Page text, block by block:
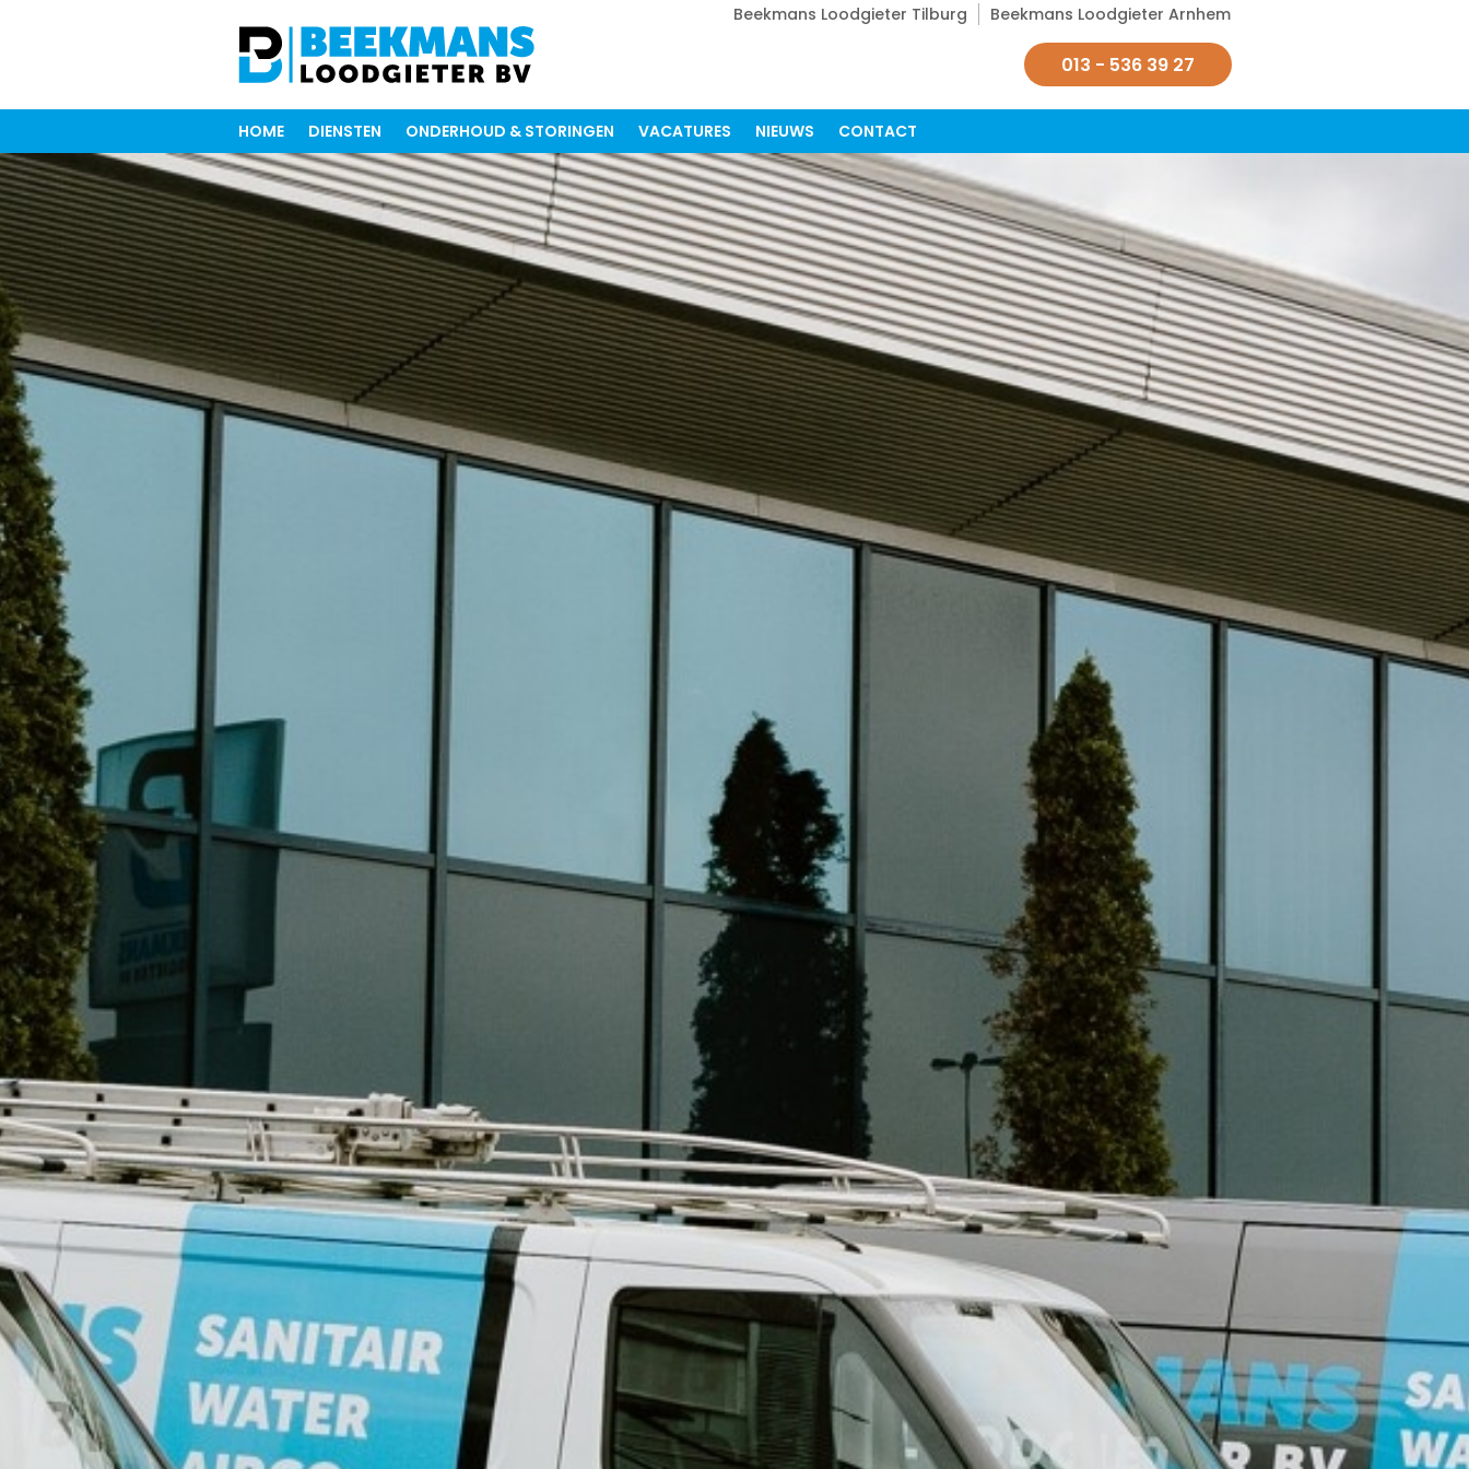
Beekmans Loodgieter Tilburg Beekmans Loodgieter Arnhem
013 - 536 39 27
HOME DIENSTEN ONDERHOUD & STORINGEN VACATURES NIEUWS CONTACT